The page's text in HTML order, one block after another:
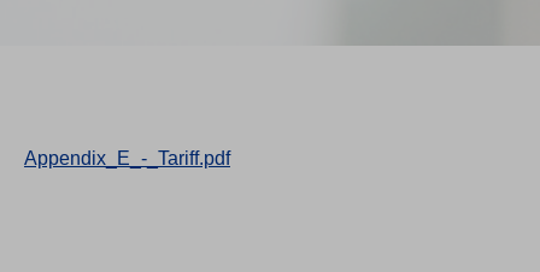
Appendix_E_-_Tariff.pdf